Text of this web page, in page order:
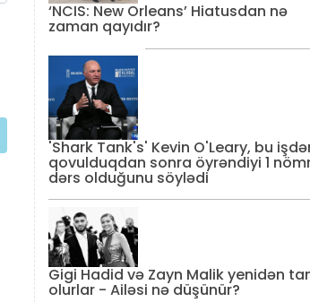
‘NCIS: New Orleans’ Hiatusdan nə
zaman qayıdır?
'Shark Tank's' Kevin O'Leary, bu
qovulduqdan sonra öyrəndiyi 1
dərs olduğunu söylədi
Gigi Hadid və Zayn Malik yenidən
olurlar - Ailəsi nə düşünür?